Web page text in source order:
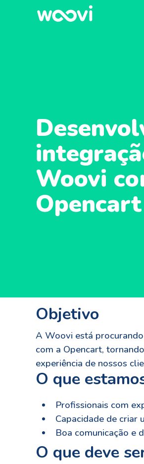
Woovi
Opencart
Objetivo
A Woovi está
com a Opencart,
experiência de nossos
O que
Profissionais com
Capacidade de criar
Boa comunicação e
O que deve